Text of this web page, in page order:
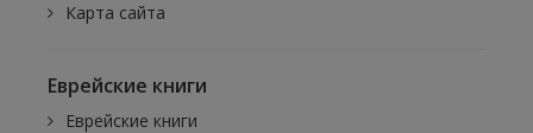
Карта сайта
Еврейские книги
Еврейские книги